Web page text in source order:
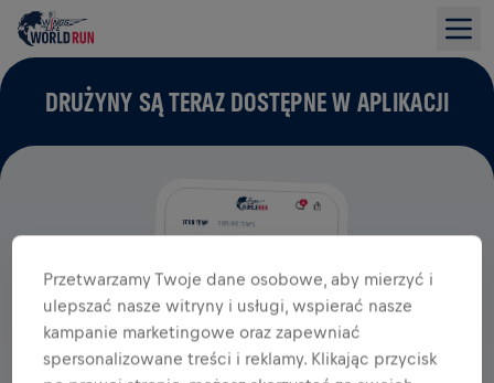
DRUŻYNY SĄ TERAZ DOSTĘPNE W APLIKACJI
Przetwarzamy Twoje dane osobowe, aby mierzyć i
ulepszać nasze witryny i usługi, wspierać nasze
kampanie marketingowe oraz zapewniać
spersonalizowane treści i reklamy. Klikając przycisk